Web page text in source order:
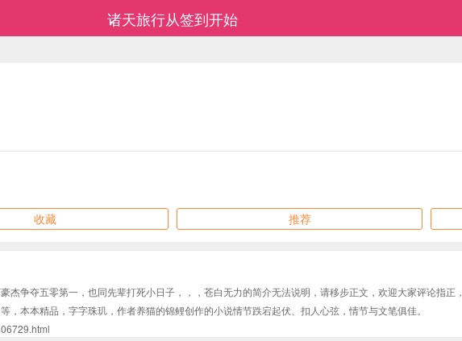
诸天旅行从签到开始
收藏 推荐
争夺五零第一，也同先辈打死小日子，，，苍白无力的简介无法说明，请移步正文，欢迎大家评论指正，
，本本精品，字字珠玑，作者养猫的锦鲤创作的小说情节跌宕起伏、扣人心弦，情节与文笔俱佳。